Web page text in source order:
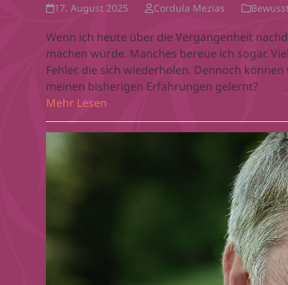
17. August 2025 Cordula Mezias
Wenn ich heute über die Vergangenheit
machen würde. Manches bereue ich sogar.
Fehler, die sich wiederholen. Dennoch
meinen bisherigen Erfahrungen gelernt?
Mehr Lesen